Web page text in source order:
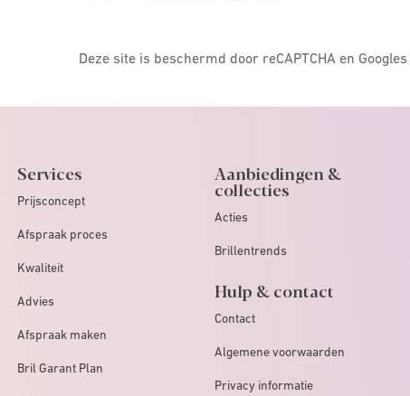
Deze site is beschermd door reCAPTCHA en Googles
Services
Prijsconcept
Afspraak proces
Kwaliteit
Advies
Afspraak maken
Bril Garant Plan
Aanbiedingen &
collecties
Acties
Brillentrends
Hulp & contact
Contact
Algemene voorwaarden
Privacy informatie